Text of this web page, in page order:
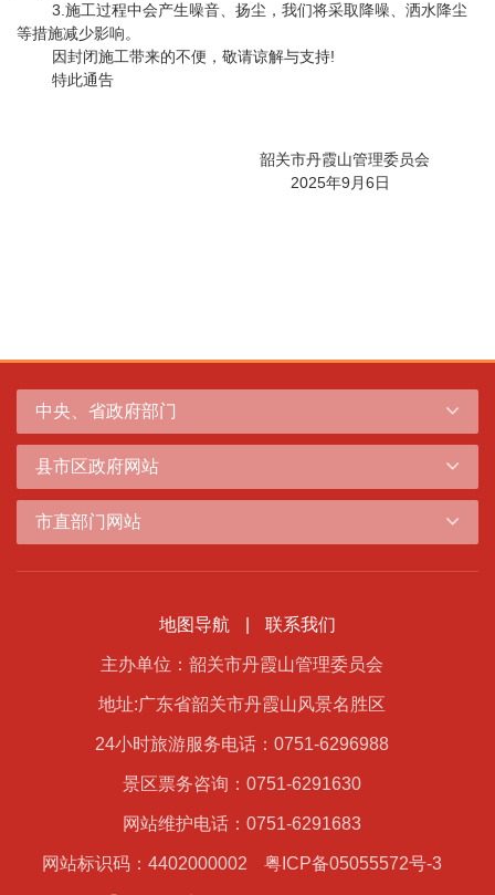
3.施工过程中会产生噪音、扬尘，我们将采取降噪、洒水降尘
等措施减少影响。
因封闭施工带来的不便，敬请谅解与支持!
特此通告
韶关市丹霞山管理委员会
2025年9月6日
中央、省政府部门
县市区政府网站
市直部门网站
地图导航 联系我们
主办单位：韶关市丹霞山管理委员会
地址:广东省韶关市丹霞山风景名胜区
24小时旅游服务电话：0751-6296988
景区票务咨询：0751-6291630
网站维护电话：0751-6291683
网站标识码：4402000002 粤ICP备05055572号-3